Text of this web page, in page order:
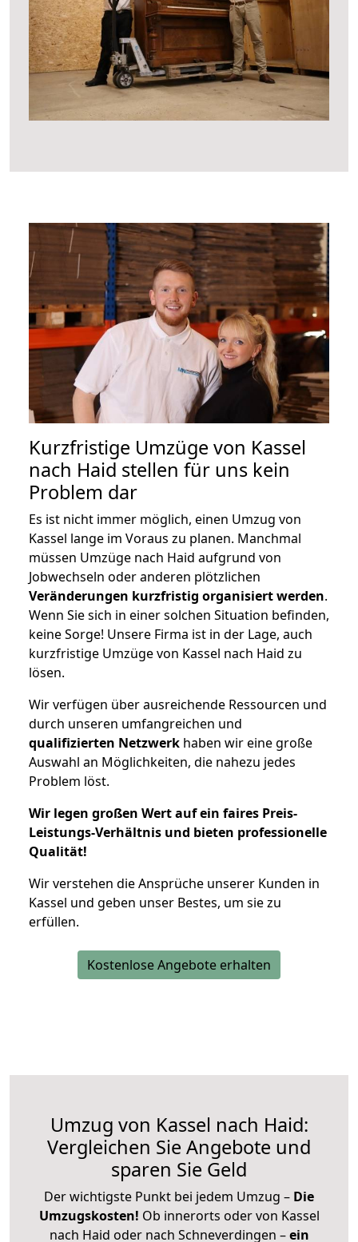
Kurzfristige Umzüge von Kassel
nach Haid stellen für uns kein
Problem dar
Es ist nicht immer möglich, einen Umzug von
Kassel lange im Voraus zu planen. Manchmal
müssen Umzüge nach Haid aufgrund von
Jobwechseln oder anderen plötzlichen
Veränderungen kurzfristig organisiert werden.
Wenn Sie sich in einer solchen Situation befinden,
keine Sorge! Unsere Firma ist in der Lage, auch
kurzfristige Umzüge von Kassel nach Haid zu
lösen.
Wir verfügen über ausreichende Ressourcen und
durch unseren umfangreichen und
qualifizierten Netzwerk haben wir eine große
Auswahl an Möglichkeiten, die nahezu jedes
Problem löst.
Wir legen großen Wert auf ein faires Preis-
Leistungs-Verhältnis und bieten professionelle
Qualität!
Wir verstehen die Ansprüche unserer Kunden in
Kassel und geben unser Bestes, um sie zu
erfüllen.
Kostenlose Angebote erhalten
Umzug von Kassel nach Haid:
Vergleichen Sie Angebote und
sparen Sie Geld
Der wichtigste Punkt bei jedem Umzug – Die
Umzugskosten! Ob innerorts oder von Kassel
nach Haid oder nach Schneverdingen –ein